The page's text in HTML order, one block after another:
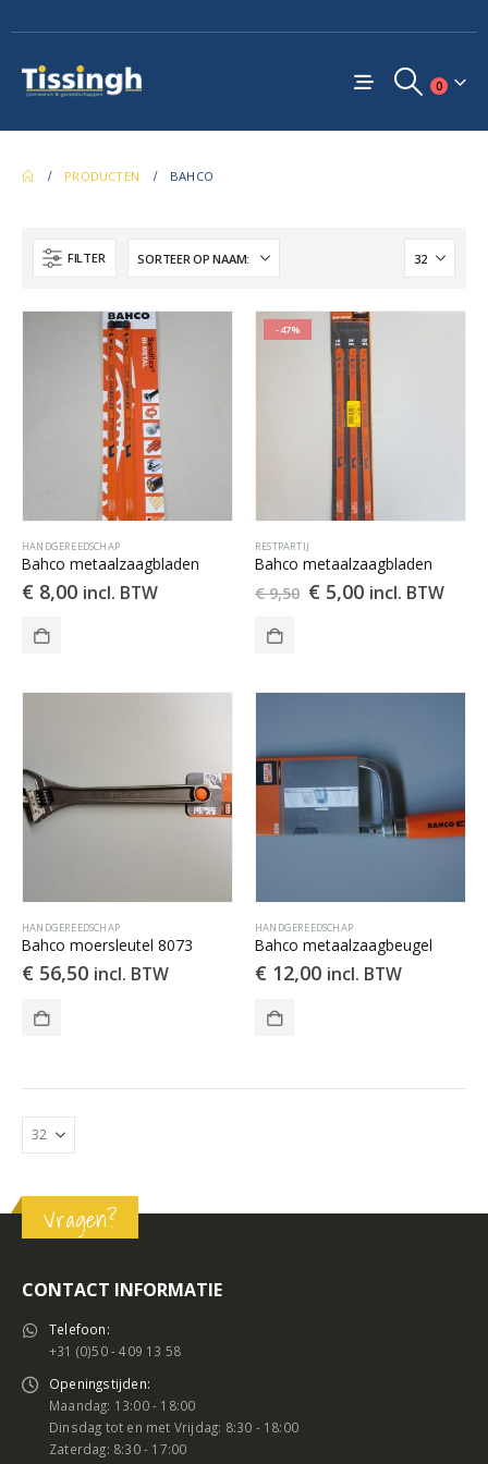
0
PRODUCTEN BAHCO
FILTER
HANDGEREEDSCHAP
Bahco metaalzaagbladen
€ 8,00 incl. BTW
-47%
RESTPARTIJ
Bahco metaalzaagbladen
€9,50 Oorspronkelijke
prijs
€ 5,00Huidige
incl. BTW
HANDGEREEDSCHAP
Bahco moersleutel 8073
€ 56,50 incl. BTW
HANDGEREEDSCHAP
Bahco metaalzaagbeugel
€ 12,00 incl. BTW
Vragen?
CONTACT INFORMATIE
Telefoon:
+31 (0)50 - 409 13 58
Openingstijden:
Maandag: 13:00 - 18:00
Dinsdag tot en met Vrijdag: 8:30 - 18:00
Zaterdag: 8:30 - 17:00